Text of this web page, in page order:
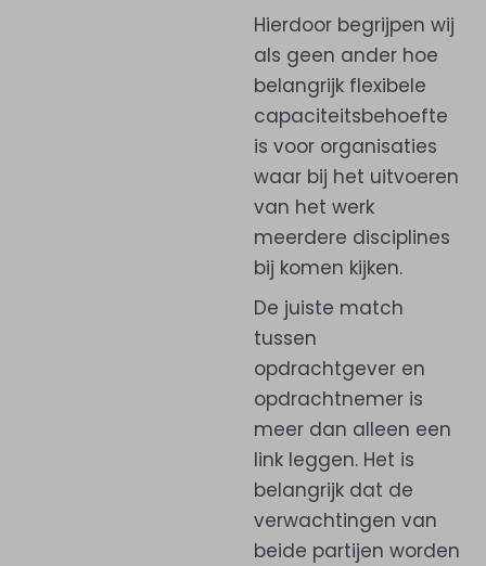
Hierdoor begrijpen wij
als geen ander hoe
belangrijk flexibele
capaciteitsbehoefte
is voor organisaties
waar bij het uitvoeren
van het werk
meerdere disciplines
bij komen kijken.
De juiste match
tussen
opdrachtgever en
opdrachtnemer is
meer dan alleen een
link leggen. Het is
belangrijk dat de
verwachtingen van
beide partijen worden